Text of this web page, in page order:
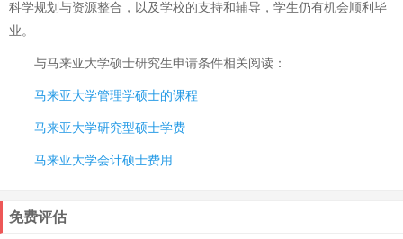
科学规划与资源整合，以及学校的支持和辅导，学生仍有机会顺利毕
业。
与马来亚大学硕士研究生申请条件相关阅读：
马来亚大学管理学硕士的课程
马来亚大学研究型硕士学费
马来亚大学会计硕士费用
免费评估